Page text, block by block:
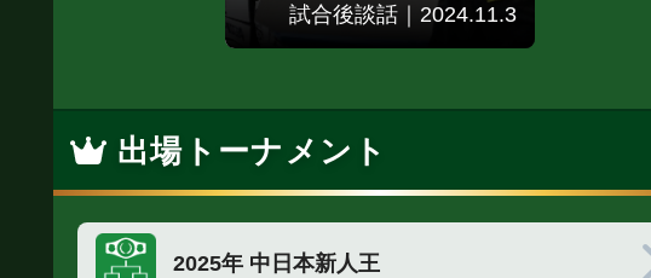
試合後談話｜2024.11.3
出場トーナメント
2025年 中日本新人王